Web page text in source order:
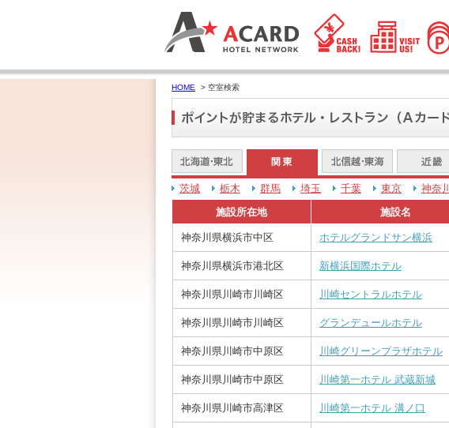
HOME > 空室検索
茨城 栃木 群馬 埼玉 千葉 東京 神奈川
施設所在地
施設名
神奈川県横浜市中区 ホテルグランドサン横浜
神奈川県横浜市港北区 新横浜国際ホテル
神奈川県川崎市川崎区 川崎セントラルホテル
神奈川県川崎市川崎区 グランデュールホテル
神奈川県川崎市中原区 川崎グリーンプラザホテル
神奈川県川崎市中原区 川崎第一ホテル 武蔵新城
神奈川県川崎市高津区 川崎第一ホテル 溝ノ口